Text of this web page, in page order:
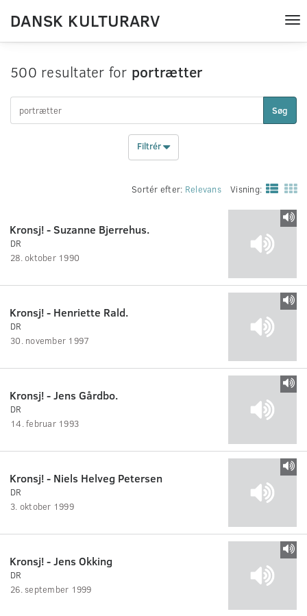
DANSK KULTURARV
500 resultater for portrætter
Søg
Filtrér
Sortér efter: Relevans Visning:
Kronsj! - Suzanne Bjerrehus.
DR
28. oktober 1990
Kronsj! - Henriette Rald.
DR
30. november 1997
Kronsj! - Jens Gårdbo.
DR
14. februar 1993
Kronsj! - Niels Helveg Petersen
DR
3. oktober 1999
Kronsj! - Jens Okking
DR
26. september 1999